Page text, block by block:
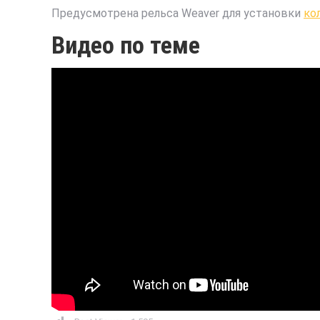
Предусмотрена рельса Weaver для установки
Видео по теме